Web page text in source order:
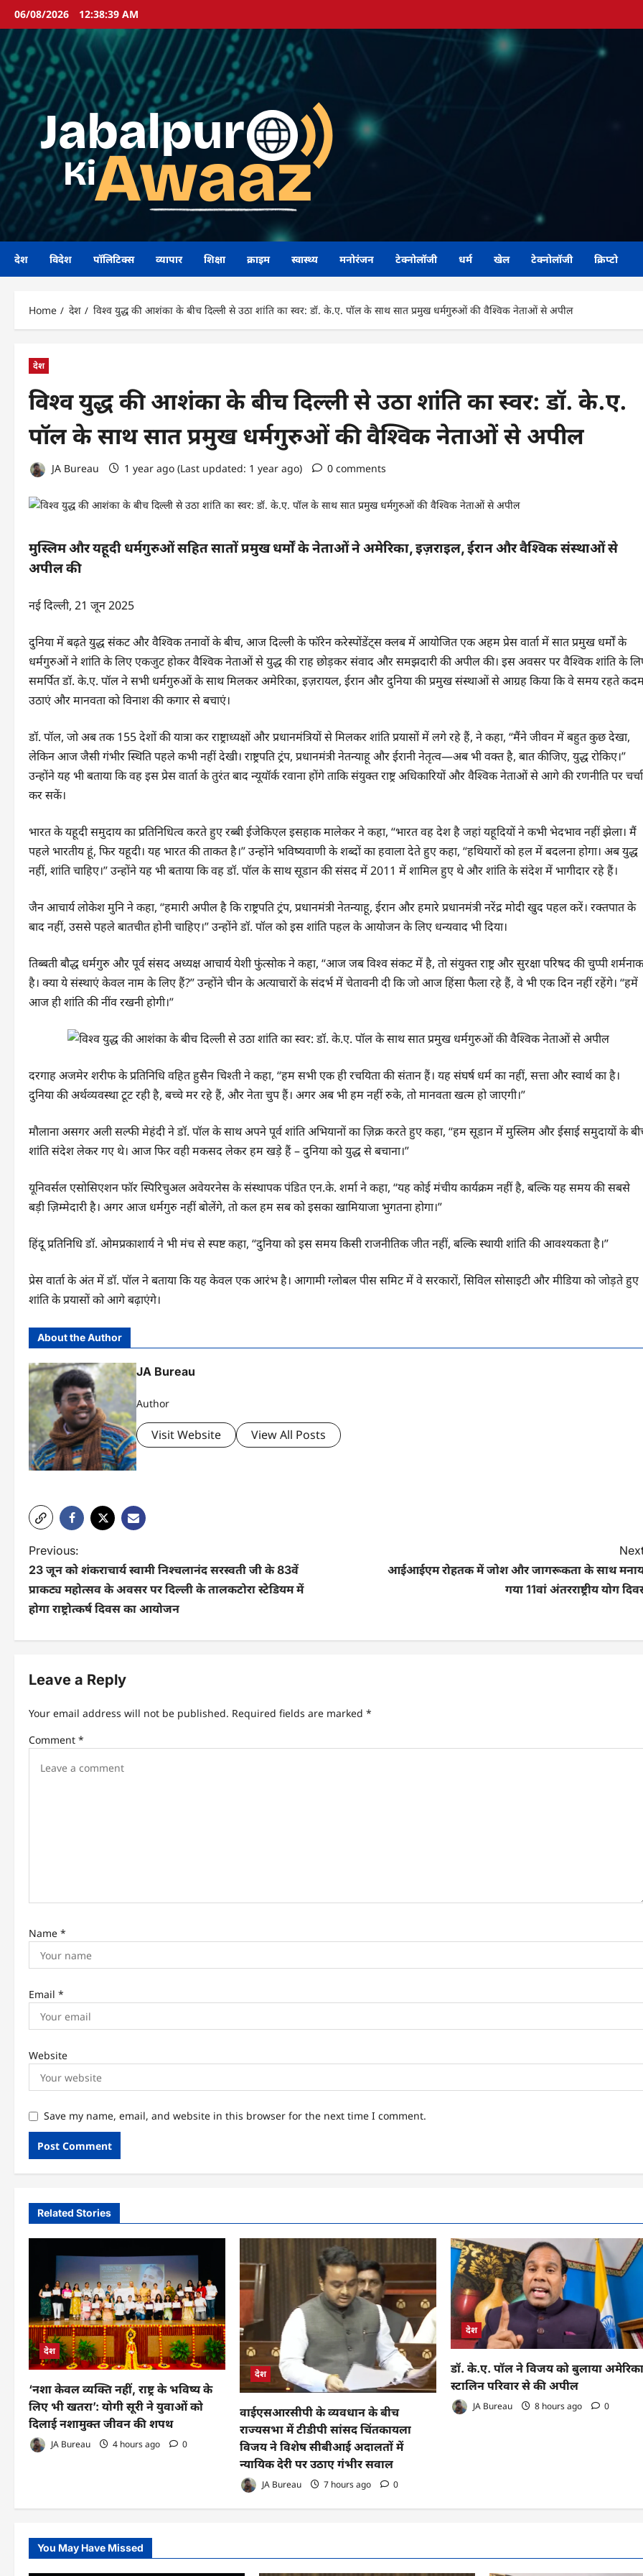
Skip
content
06/08/2026 12:38:40 AM
देश विदेश पॉलिटिक्स व्यापार शिक्षा क्राइम स्वास्थ्य मनोरंजन टेक्नोलॉजी धर्म खेल टेक्नोलॉजी क्रिप्टो
Home देश विश्व युद्ध की आशंका के बीच दिल्ली से उठा शांति का स्वर: डॉ. के.ए. पॉल के साथ सात प्रमुख धर्मगुरुओं की वैश्विक नेताओं से अपील
देश
विश्व युद्ध की आशंका के बीच दिल्ली से उठा शांति का स्वर: डॉ. के.ए.
पॉल के साथ सात प्रमुख धर्मगुरुओं की वैश्विक नेताओं से अपील
JA Bureau 1 year ago (Last updated: 1 year ago) 0 comments
मुस्लिम और यहूदी धर्मगुरुओं सहित सातों प्रमुख धर्मों के नेताओं ने अमेरिका, इज़राइल, ईरान और वैश्विक संस्थाओं से
अपील की
नई दिल्ली, 21 जून 2025
दुनिया में बढ़ते युद्ध संकट और वैश्विक तनावों के बीच, आज दिल्ली के फॉरेन करेस्पोंडेंट्स क्लब में आयोजित एक अहम प्रेस वार्ता में सात प्रमुख धर्मों के
धर्मगुरुओं ने शांति के लिए एकजुट होकर वैश्विक नेताओं से युद्ध की राह छोड़कर संवाद और समझदारी की अपील की। इस अवसर पर वैश्विक शांति के
समर्पित डॉ. के.ए. पॉल ने सभी धर्मगुरुओं के साथ मिलकर अमेरिका, इज़रायल, ईरान और दुनिया की प्रमुख संस्थाओं से आग्रह किया कि वे समय रहते
उठाएं और मानवता को विनाश की कगार से बचाएं।
डॉ. पॉल, जो अब तक 155 देशों की यात्रा कर राष्ट्राध्यक्षों और प्रधानमंत्रियों से मिलकर शांति प्रयासों में लगे रहे हैं, ने कहा, “मैंने जीवन में बहुत कुछ देखा,
लेकिन आज जैसी गंभीर स्थिति पहले कभी नहीं देखी। राष्ट्रपति ट्रंप, प्रधानमंत्री नेतन्याहू और ईरानी नेतृत्व—अब भी वक्त है, बात कीजिए, युद्ध रोकिए।”
उन्होंने यह भी बताया कि वह इस प्रेस वार्ता के तुरंत बाद न्यूयॉर्क रवाना होंगे ताकि संयुक्त राष्ट्र अधिकारियों और वैश्विक नेताओं से आगे की रणनीति पर चर्चा
कर सकें।
भारत के यहूदी समुदाय का प्रतिनिधित्व करते हुए रब्बी ईजेकिएल इसहाक मालेकर ने कहा, “भारत वह देश है जहां यहूदियों ने कभी भेदभाव नहीं झेला। मैं
पहले भारतीय हूं, फिर यहूदी। यह भारत की ताकत है।” उन्होंने भविष्यवाणी के शब्दों का हवाला देते हुए कहा, “हथियारों को हल में बदलना होगा। अब युद्ध
नहीं, शांति चाहिए।” उन्होंने यह भी बताया कि वह डॉ. पॉल के साथ सूडान की संसद में 2011 में शामिल हुए थे और शांति के संदेश में भागीदार रहे हैं।
जैन आचार्य लोकेश मुनि ने कहा, “हमारी अपील है कि राष्ट्रपति ट्रंप, प्रधानमंत्री नेतन्याहू, ईरान और हमारे प्रधानमंत्री नरेंद्र मोदी खुद पहल करें। रक्तपात के
बाद नहीं, उससे पहले बातचीत होनी चाहिए।” उन्होंने डॉ. पॉल को इस शांति पहल के आयोजन के लिए धन्यवाद भी दिया।
तिब्बती बौद्ध धर्मगुरु और पूर्व संसद अध्यक्ष आचार्य येशी फुंत्सोक ने कहा, “आज जब विश्व संकट में है, तो संयुक्त राष्ट्र और सुरक्षा परिषद की चुप्पी शर्मनाक
है। क्या ये संस्थाएं केवल नाम के लिए हैं?” उन्होंने चीन के अत्याचारों के संदर्भ में चेतावनी दी कि जो आज हिंसा फैला रहे हैं, वे भी एक दिन नहीं रहेंगे। “हमें
आज ही शांति की नींव रखनी होगी।”
दरगाह अजमेर शरीफ के प्रतिनिधि वहित हुसैन चिश्ती ने कहा, “हम सभी एक ही रचयिता की संतान हैं। यह संघर्ष धर्म का नहीं, सत्ता और स्वार्थ का है।
दुनिया की अर्थव्यवस्था टूट रही है, बच्चे मर रहे हैं, और नेता चुप हैं। अगर अब भी हम नहीं रुके, तो मानवता खत्म हो जाएगी।”
मौलाना असगर अली सल्फी मेहंदी ने डॉ. पॉल के साथ अपने पूर्व शांति अभियानों का ज़िक्र करते हुए कहा, “हम सूडान में मुस्लिम और ईसाई समुदायों के
शांति संदेश लेकर गए थे। आज फिर वही मकसद लेकर हम खड़े हैं – दुनिया को युद्ध से बचाना।”
यूनिवर्सल एसोसिएशन फॉर स्पिरिचुअल अवेयरनेस के संस्थापक पंडित एन.के. शर्मा ने कहा, “यह कोई मंचीय कार्यक्रम नहीं है, बल्कि यह समय की सबसे
बड़ी ज़िम्मेदारी है। अगर आज धर्मगुरु नहीं बोलेंगे, तो कल हम सब को इसका खामियाजा भुगतना होगा।”
हिंदू प्रतिनिधि डॉ. ओमप्रकाशार्य ने भी मंच से स्पष्ट कहा, “दुनिया को इस समय किसी राजनीतिक जीत नहीं, बल्कि स्थायी शांति की आवश्यकता है।”
प्रेस वार्ता के अंत में डॉ. पॉल ने बताया कि यह केवल एक आरंभ है। आगामी ग्लोबल पीस समिट में वे सरकारों, सिविल सोसाइटी और मीडिया को जोड़ते हुए
शांति के प्रयासों को आगे बढ़ाएंगे।
About the Author
JA Bureau
Author
Visit Website View All Posts
P
o
s
a
v
i
Previous:
23 जून को शंकराचार्य स्वामी निश्चलानंद सरस्वती जी के 83वें
प्राकट्य महोत्सव के अवसर पर दिल्ली के तालकटोरा स्टेडियम में
होगा राष्ट्रोत्कर्ष दिवस का आयोजन
आईआईएम रोहतक में जोश और जागरूकता के साथ
गया 11वां अंतरराष्ट्रीय योग
Leave a Reply
Your email address will not be published. Required fields are marked *
Comment *
Name *
Email *
Website
Save my name, email, and website in this browser for the next time I comment.
Related Stories
देश
‘नशा केवल व्यक्ति नहीं, राष्ट्र के भविष्य के
लिए भी खतरा’: योगी सूरी ने युवाओं को
दिलाई नशामुक्त जीवन की शपथ
JA Bureau 4 hours ago 0
देश
वाईएसआरसीपी के व्यवधान के बीच
राज्यसभा में टीडीपी सांसद चिंतकायला
विजय ने विशेष सीबीआई अदालतों में
न्यायिक देरी पर उठाए गंभीर सवाल
JA Bureau 7 hours ago 0
देश
डॉ. के.ए. पॉल ने विजय को बुलाया
स्टालिन परिवार से की अपील
JA Bureau 8 hours ago 0
You May Have Missed